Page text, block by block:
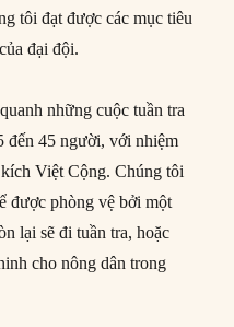
tôi đạt được các mục tiêu
đại đội.
những cuộc tuần tra
đến 45 người, với nhiệm
Việt Cộng. Chúng tôi
được phòng vệ bởi một
lại sẽ đi tuần tra, hoặc
cho nông dân trong
Việt Nam qua hồi ức của